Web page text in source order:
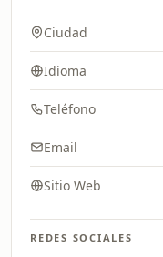
Ciudad
Idioma
Teléfono
Email
Sitio Web
REDES SOCIALES